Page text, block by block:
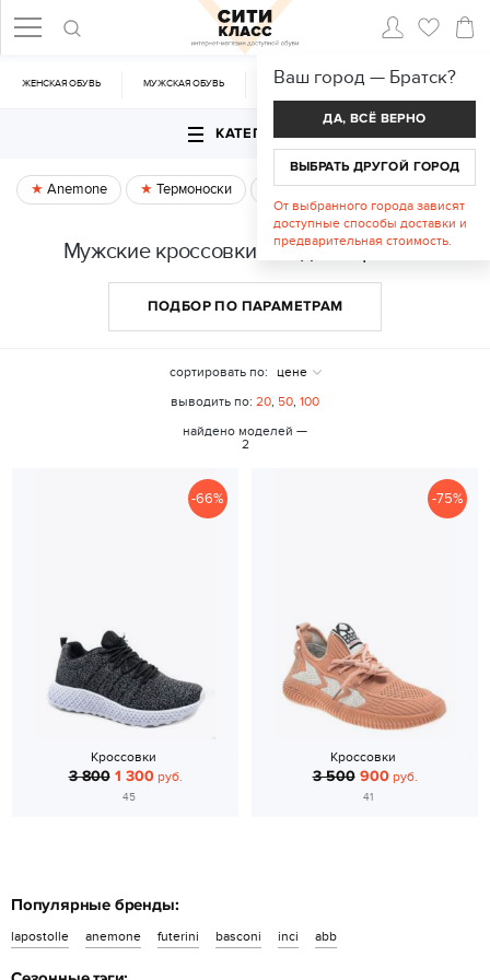
ЖЕНСКАЯ ОБУВЬ МУЖСКАЯ ОБУВЬ CУМКИ АКСЕССУАРЫ
КАТЕГОРИИ
Anemone Термоноски Спецпредложение
Мужские кроссовки и кеды в Братске
ПОДБОР ПО ПАРАМЕТРАМ
сортировать по:
цене
выводить по: 20, 50, 100
найдено моделей —
2
-66%
Кроссовки
3 800 1 300руб.
45
-75%
Кроссовки
3 500 900руб.
41
Популярные бренды:
lapostolle anemone futerini basconi inci abb
Ваш город — Братск?
ДА, ВСЁ ВЕРНО
ВЫБРАТЬ ДРУГОЙ ГОРОД
От выбранного города зависят
доступные способы доставки и
предварительная стоимость.